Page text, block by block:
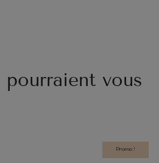
vous
Promo !